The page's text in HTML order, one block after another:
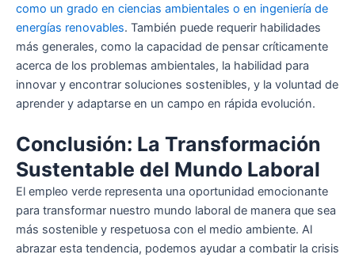
como un grado en ciencias ambientales o en ingeniería de
energías renovables. También puede requerir habilidades
más generales, como la capacidad de pensar críticamente
acerca de los problemas ambientales, la habilidad para
innovar y encontrar soluciones sostenibles, y la voluntad de
aprender y adaptarse en un campo en rápida evolución.
Conclusión: La Transformación
Sustentable del Mundo Laboral
El empleo verde representa una oportunidad emocionante
para transformar nuestro mundo laboral de manera que sea
más sostenible y respetuosa con el medio ambiente. Al
abrazar esta tendencia, podemos ayudar a combatir la crisis